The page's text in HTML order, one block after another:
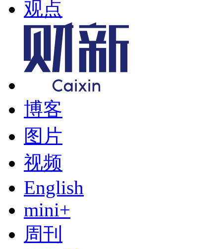
观点
博客
图片
视频
English
mini+
周刊